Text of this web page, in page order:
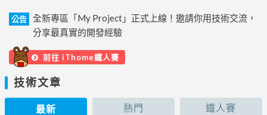
公告
全新專區「My Project」正式上線！邀請你用技術交流，
分享最真實的開發經驗
前往 iThome鐵人賽
技術文章
最新 熱門 鐵人賽